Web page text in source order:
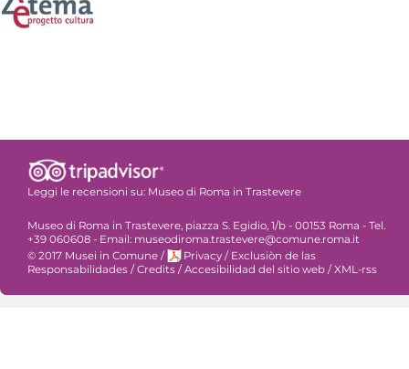
Leggi le recensioni su: Museo di Roma in Trastevere
Museo di Roma in Trastevere, piazza S. Egidio, 1/b - 00153 Roma - Tel.
+39 060608 - Email: museodiroma.trastevere@comune.roma.it
© 2017 Musei in Comune / Privacy / Exclusiòn de las
Responsabilidades /Credits /Accesibilidad del sitio web /XML-rss